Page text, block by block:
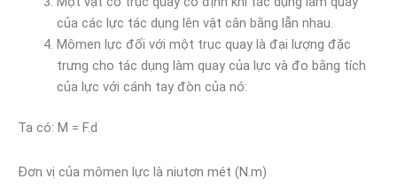
của các lực tác dụng lên vật cân bằng lẫn nhau.
Mômen lực đối với một trục quay là đại lượng đặc
trưng cho tác dụng làm quay của lực và đo bằng tích
của lực với cánh tay đòn của nó:
Ta có: M = F.d
Đơn vị của mômen lực là niutơn mét (N.m)